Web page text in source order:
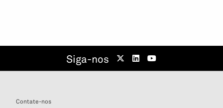
Siga-nos
Contate-nos